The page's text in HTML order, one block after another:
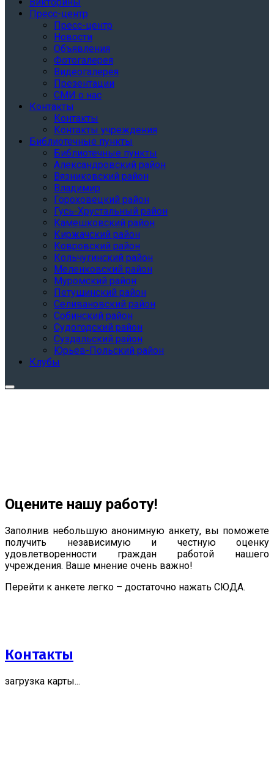
Викторины
Пресс-центр
Пресс-центр
Новости
Объявления
Фотогалерея
Видеогалерея
Презентации
СМИ о нас
Контакты
Контакты
Контакты учреждения
Библиотечные пункты
Библиотечные пункты
Александровский район
Вязниковский район
Владимир
Гороховецкий район
Гусь-Хрустальный район
Камешковский район
Киржачский район
Ковровский район
Кольчугинский район
Меленковский район
Муромский район
Петушинский район
Селивановский район
Собинский район
Судогодский район
Суздальский район
Юрьев-Польский район
Клубы
Оцените нашу работу!
Заполнив небольшую анонимную анкету, вы поможете
получить независимую и честную оценку
удовлетворенности граждан работой нашего
учреждения. Ваше мнение очень важно!
Перейти к анкете легко – достаточно нажать СЮДА.
Контакты
загрузка карты...